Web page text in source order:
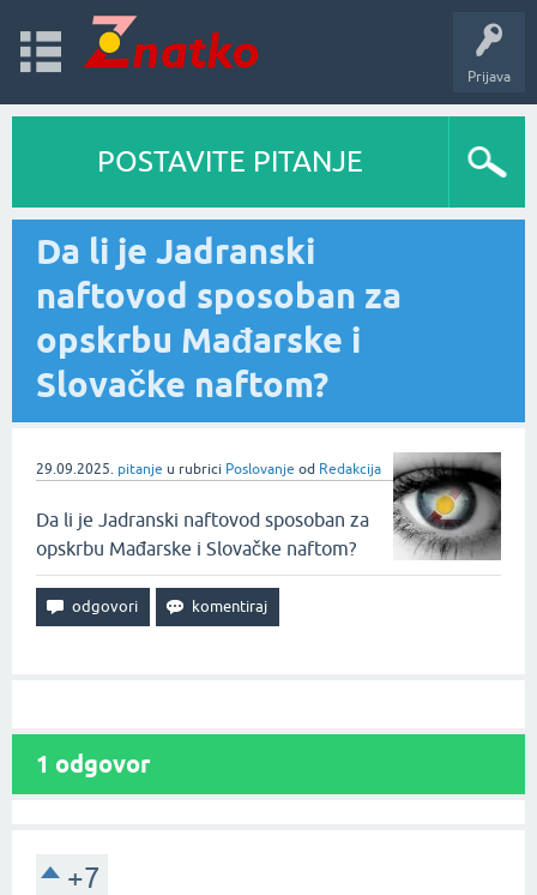
Prijava
POSTAVITE PITANJE
Da li je Jadranski
naftovod sposoban za
opskrbu Mađarske i
Slovačke naftom?
29.09.2025. pitanje u rubrici Poslovanje od Redakcija
Da li je Jadranski naftovod sposoban za
opskrbu Mađarske i Slovačke naftom?
1 odgovor
+7